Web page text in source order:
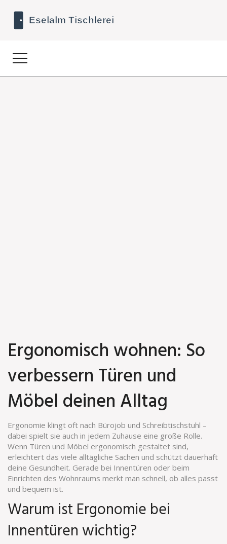
Ergonomisch wohnen: So
verbessern Türen und
Möbel deinen Alltag
Ergonomie klingt oft nach Bürojob und Schreibtischstuhl –
dabei spielt sie auch in jedem Zuhause eine große Rolle.
Wenn Türen und Möbel ergonomisch gestaltet sind,
erleichtert das viele alltägliche Sachen und schützt dauerhaft
deine Gesundheit. Gerade bei Innentüren oder beim
Einrichten des Wohnraums merkt man schnell, ob alles passt
und bequem ist.
Warum ist Ergonomie bei
Innentüren wichtig?